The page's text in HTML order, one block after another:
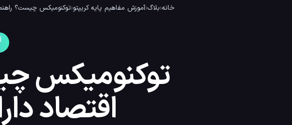
خانه‹بلاگ‹آموزش مفاهیم پایه کریپتو‹توکنومیکس چیست؟
توکنومیکس
اقتصاد